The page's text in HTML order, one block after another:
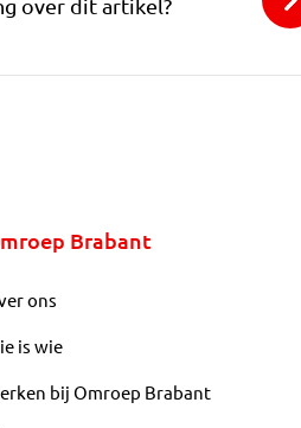
over dit artikel?
Brabant
ons
is wie
bij Omroep Brabant